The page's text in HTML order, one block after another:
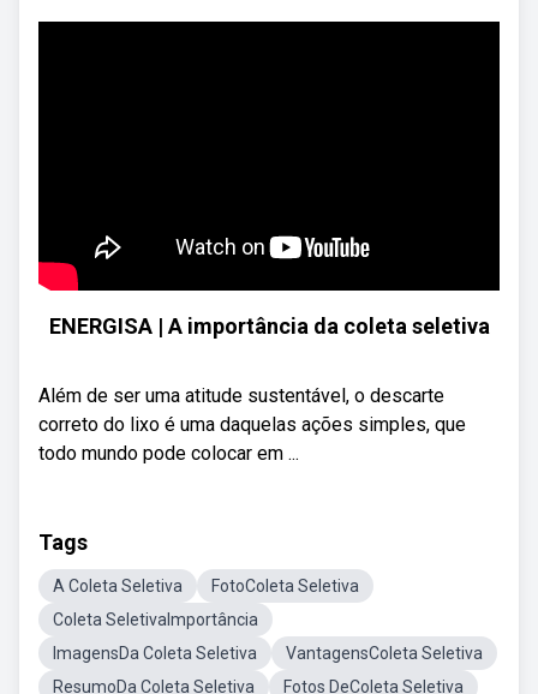
ENERGISA | A importância da coleta seletiva
Além de ser uma atitude sustentável, o descarte
correto do lixo é uma daquelas ações simples, que
todo mundo pode colocar em ...
Tags
A Coleta Seletiva
FotoColeta Seletiva
Coleta SeletivaImportância
ImagensDa Coleta Seletiva
VantagensColeta Seletiva
ResumoDa Coleta Seletiva
Fotos DeColeta Seletiva